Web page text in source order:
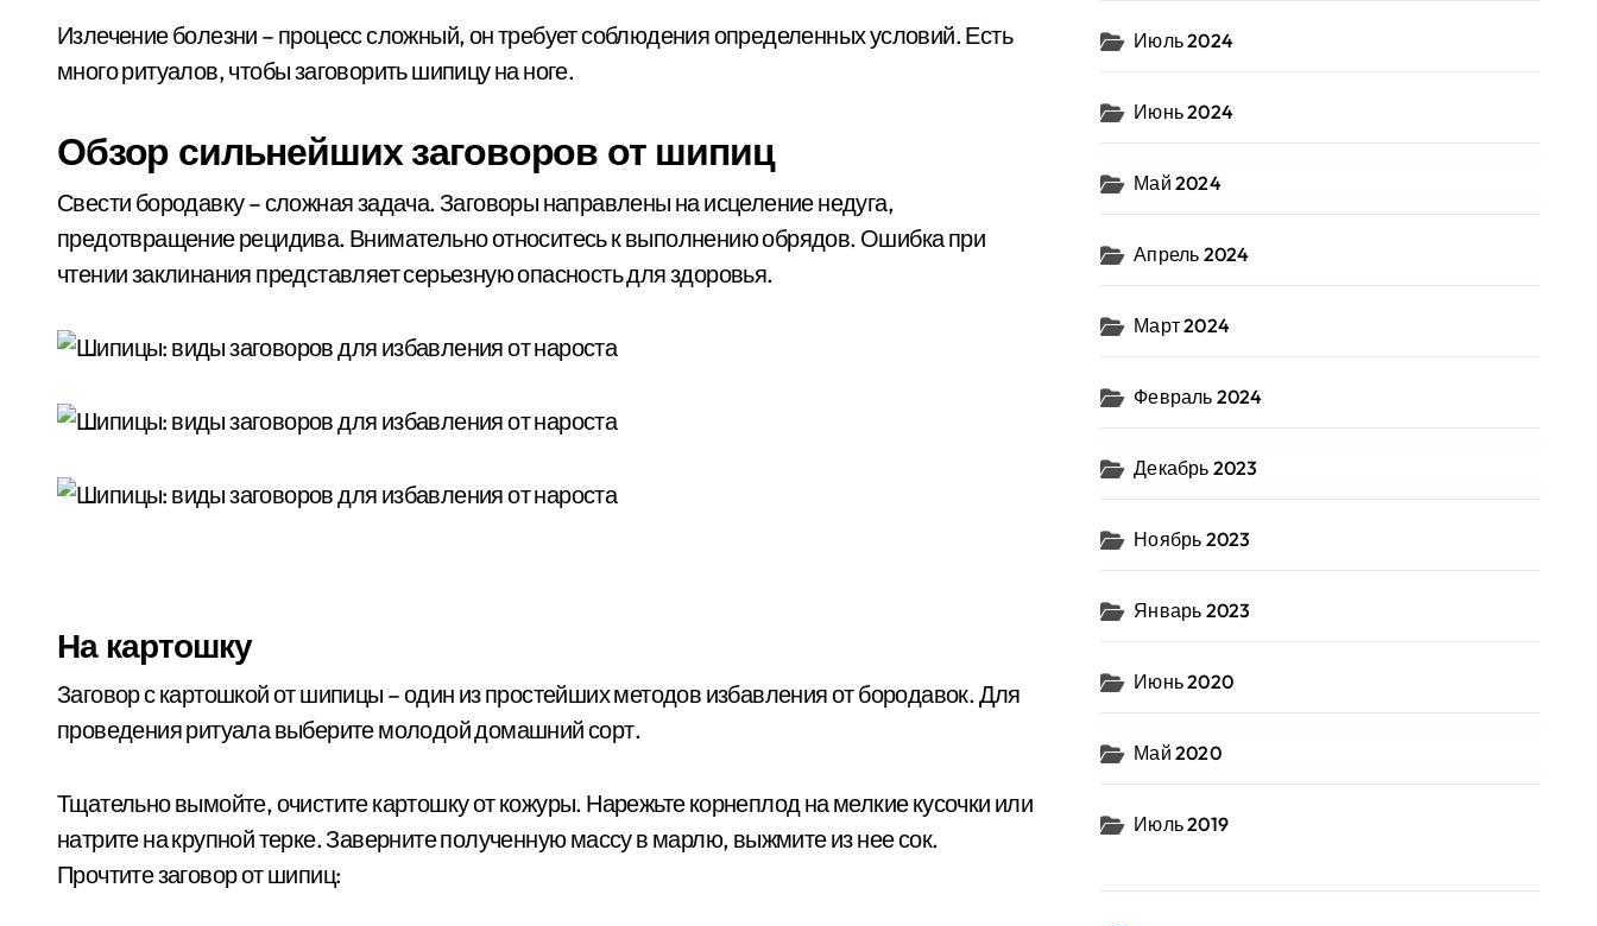
Излечение болезни – процесс сложный, он требует соблюдения определенных условий. Есть
много ритуалов, чтобы заговорить шипицу на ноге.
Обзор сильнейших заговоров от шипиц
Свести бородавку – сложная задача. Заговоры направлены на исцеление недуга,
предотвращение рецидива. Внимательно относитесь к выполнению обрядов. Ошибка при
чтении заклинания представляет серьезную опасность для здоровья.
На картошку
Заговор с картошкой от шипицы – один из простейших методов избавления от бородавок. Для
проведения ритуала выберите молодой домашний сорт.
Тщательно вымойте, очистите картошку от кожуры. Нарежьте корнеплод на мелкие кусочки или
натрите на крупной терке. Заверните полученную массу в марлю, выжмите из нее сок.
Прочтите заговор от шипиц:
Июль 2024
Июнь 2024
Май 2024
Апрель 2024
Март 2024
Февраль 2024
Декабрь 2023
Ноябрь 2023
Январь 2023
Июнь 2020
Май 2020
Июль 2019